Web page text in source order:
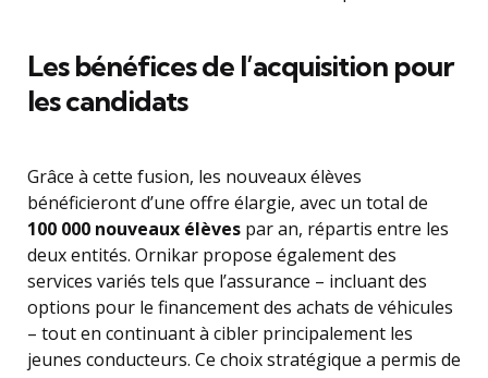
Les bénéfices de l’acquisition pour
les candidats
Grâce à cette fusion, les nouveaux élèves
bénéficieront d’une offre élargie, avec un total de
100 000 nouveaux élèves par an, répartis entre les
deux entités. Ornikar propose également des
services variés tels que l’assurance – incluant des
options pour le financement des achats de véhicules
– tout en continuant à cibler principalement les
jeunes conducteurs. Ce choix stratégique a permis de